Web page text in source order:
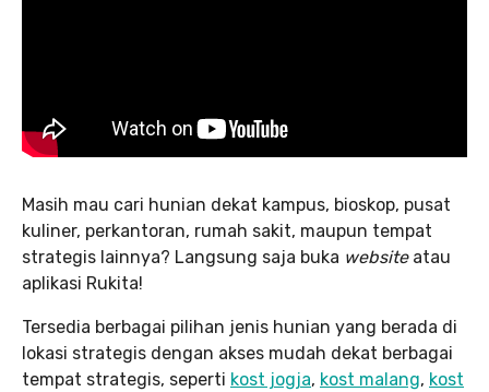
Masih mau cari hunian dekat kampus, bioskop, pusat
kuliner, perkantoran, rumah sakit, maupun tempat
strategis lainnya? Langsung saja buka website atau
aplikasi Rukita!
Tersedia berbagai pilihan jenis hunian yang berada di
lokasi strategis dengan akses mudah dekat berbagai
tempat strategis, seperti kost jogja, kost malang, kost